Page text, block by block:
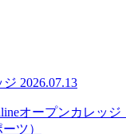
ジ 2026.07.13
オープンカレッ
ツ）